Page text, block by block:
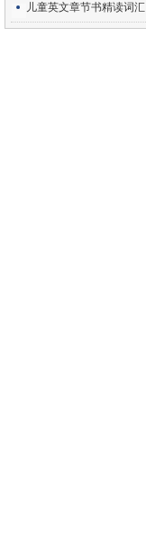
儿童英文章节书精读词汇